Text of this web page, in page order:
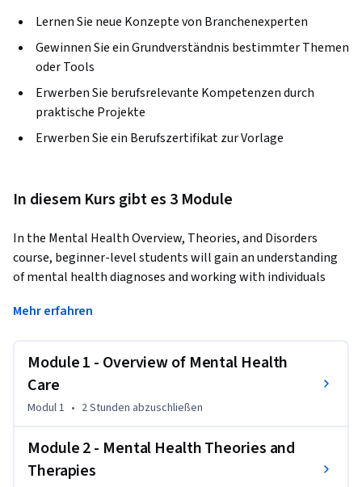
Lernen Sie neue Konzepte von Branchenexperten
Gewinnen Sie ein Grundverständnis bestimmter Themen
oder Tools
Erwerben Sie berufsrelevante Kompetenzen durch
praktische Projekte
Erwerben Sie ein Berufszertifikat zur Vorlage
In diesem Kurs gibt es 3 Module
In the Mental Health Overview, Theories, and Disorders
course, beginner-level students will gain an understanding
of mental health diagnoses and working with individuals
through 3 lessons.
confidentiality, adhering to HIPAA regulations, and
recognizing ethical standards and legal requirements in
mental health care. In the second lesson, Mental Health
and contemporary practices in mental health care. This
lesson also teaches the various theoretical approaches and
applications in mental health care. In the final lesson,
Mehr erfahren
Module 1 - Overview of Mental Health
Care
Modul 1 • 2 Stunden abzuschließen
Module 2 - Mental Health Theories and
Therapies